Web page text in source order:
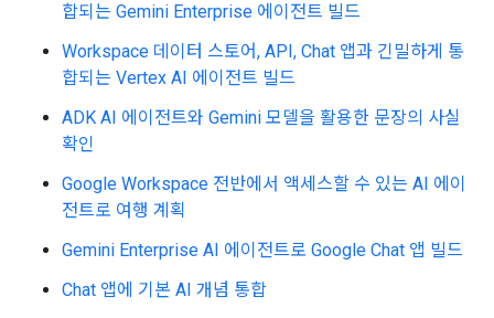
합되는 Gemini Enterprise 에이전트 빌드
Workspace 데이터 스토어, API, Chat 앱과 긴밀하게 통
합되는 Vertex AI 에이전트 빌드
ADK AI 에이전트와 Gemini 모델을 활용한 문장의 사실
확인
Google Workspace 전반에서 액세스할 수 있는 AI 에이
전트로 여행 계획
Gemini Enterprise AI 에이전트로 Google Chat 앱 빌드
Chat 앱에 기본 AI 개념 통합